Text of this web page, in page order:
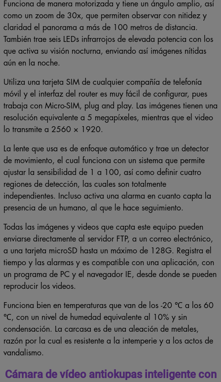
Funciona de manera motorizada y tiene un ángulo amplio, así
como un zoom de 30x, que permiten observar con nitidez y
claridad el panorama a más de 100 metros de distancia.
También trae seis LEDs infrarrojos de elevada potencia con los
que activa su visión nocturna, enviando así imágenes nítidas
aún en la noche.
Utiliza una tarjeta SIM de cualquier compañía de telefonía
móvil y el interfaz del router es muy fácil de configurar, pues
trabaja con Micro-SIM, plug and play. Las imágenes tienen una
resolución equivalente a 5 megapíxeles, mientras que el video
lo transmite a 2560 × 1920.
La lente que usa es de enfoque automático y trae un detector
de movimiento, el cual funciona con un sistema que permite
ajustar la sensibilidad de 1 a 100, así como definir cuatro
regiones de detección, las cuales son totalmente
independientes. Incluso activa una alarma en cuanto capta la
presencia de un humano, al que le hace seguimiento.
Todas las imágenes y videos que capta este equipo pueden
enviarse directamente al servidor FTP, a un correo electrónico,
a una tarjeta microSD hasta un máximo de 128G. Registra el
tiempo y las alarmas y es compatible con una aplicación, con
un programa de PC y el navegador IE, desde donde se pueden
reproducir los videos.
Funciona bien en temperaturas que van de los -20 ℃ a los 60
℃, con un nivel de humedad equivalente al 10% y sin
condensación. La carcasa es de una aleación de metales,
razón por la cual es resistente a la intemperie y a los actos de
vandalismo.
Cámara de vídeo antiokupas inteligente con